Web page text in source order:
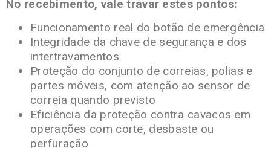
No recebimento, vale travar estes pontos:
Funcionamento real do botão de emergência
Integridade da chave de segurança e dos
intertravamentos
Proteção do conjunto de correias, polias e
partes móveis, com atenção ao sensor de
correia quando previsto
Eficiência da proteção contra cavacos em
operações com corte, desbaste ou
perfuração